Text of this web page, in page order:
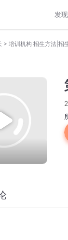
发现
> 培训机构 招生方法|招